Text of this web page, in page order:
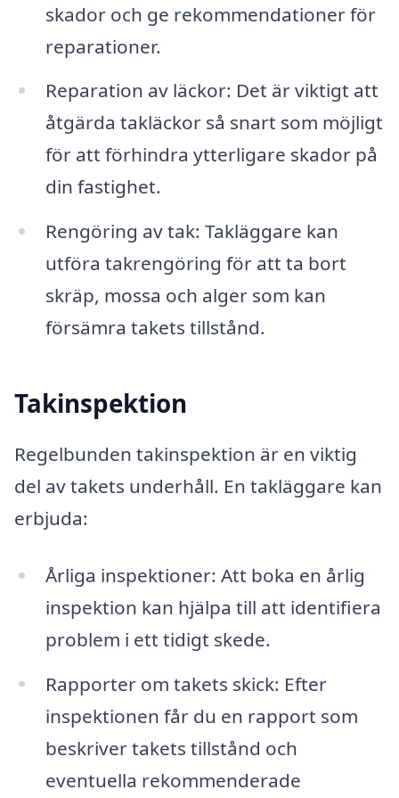
skador och ge rekommendationer för
reparationer.
Reparation av läckor: Det är viktigt att
åtgärda takläckor så snart som möjligt
för att förhindra ytterligare skador på
din fastighet.
Rengöring av tak: Takläggare kan
utföra takrengöring för att ta bort
skräp, mossa och alger som kan
försämra takets tillstånd.
Takinspektion
Regelbunden takinspektion är en viktig
del av takets underhåll. En takläggare kan
erbjuda:
Årliga inspektioner: Att boka en årlig
inspektion kan hjälpa till att identifiera
problem i ett tidigt skede.
Rapporter om takets skick: Efter
inspektionen får du en rapport som
beskriver takets tillstånd och
eventuella rekommenderade